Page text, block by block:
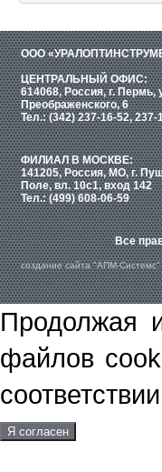
ООО
ЦЕНТРАЛЬНЫЙ ОФИС:
614068, Россия, г. Пермь,
Преображенского, 6
Тел.: (342) 237-16-52, 237-
ФИЛИАЛ В МОСКВЕ:
141205, Россия, МО, г.
Поле, вл. 10с1, вход 142
Тел.: (499) 608-06-59
Все
создание сайта "АПМ-Системс"
Продолжая
файлов
Я согласен